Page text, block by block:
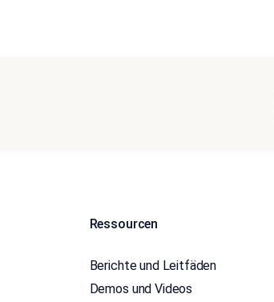
Ressourcen
Berichte und Leitfäden
Demos und Videos